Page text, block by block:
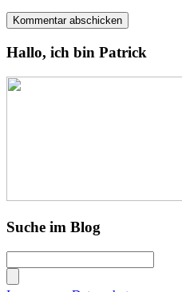
Hallo, ich bin Patrick
Suche im Blog